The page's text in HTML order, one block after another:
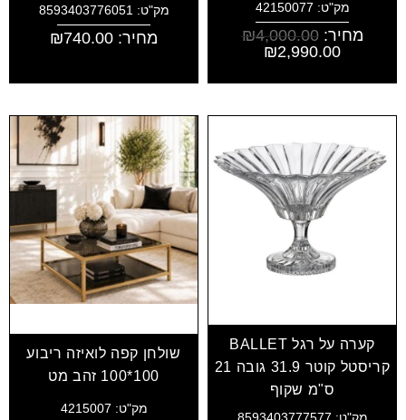
מק"ט: 42150077
מחיר: ₪4,000.00
₪2,990.00
מק"ט: 8593403776051
מחיר: ₪740.00
קערה על רגל BALLET
קריסטל קוטר 31.9 גובה 21
ס"מ שקוף
שולחן קפה לואיזה ריבוע
100*100 זהב מט
מק"ט: 4215007